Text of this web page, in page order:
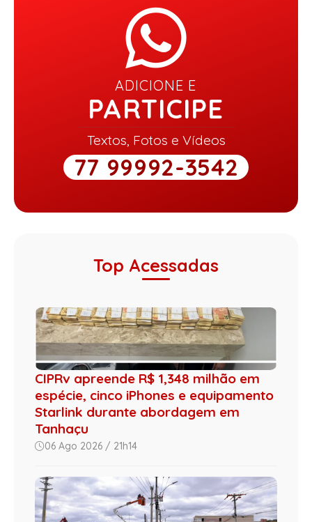
ADICIONE E
PARTICIPE
Textos, Fotos e Vídeos
77 99992-3542
Top Acessadas
CIPRv apreende R$ 1,348 milhão em
espécie, cinco iPhones e equipamento
Starlink durante abordagem em
Tanhaçu
06 Ago 2026 / 21h14